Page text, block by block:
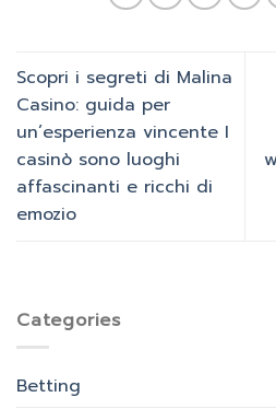
Scopri i segreti di Malina
Casino: guida per
un’esperienza vincente I
casinò sono luoghi
affascinanti e ricchi di
emozio
Categories
Betting